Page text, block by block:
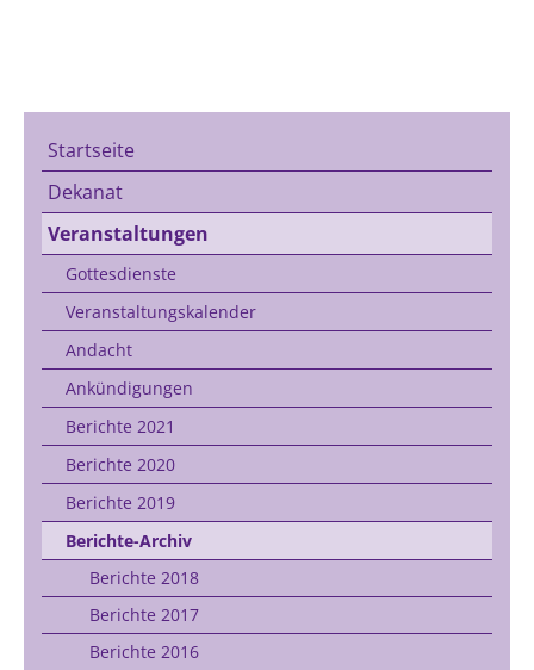
Startseite
Dekanat
Veranstaltungen
Gottesdienste
Veranstaltungskalender
Andacht
Ankündigungen
Berichte 2021
Berichte 2020
Berichte 2019
Berichte-Archiv
Berichte 2018
Berichte 2017
Berichte 2016